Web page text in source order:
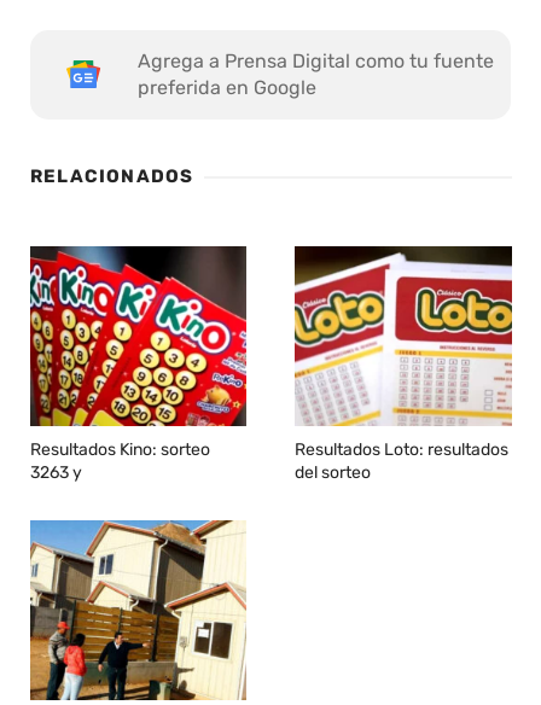
Agrega a Prensa Digital como tu fuente
preferida en Google
RELACIONADOS
Resultados Kino: sorteo
3263 y
Resultados Loto: resultados
del sorteo